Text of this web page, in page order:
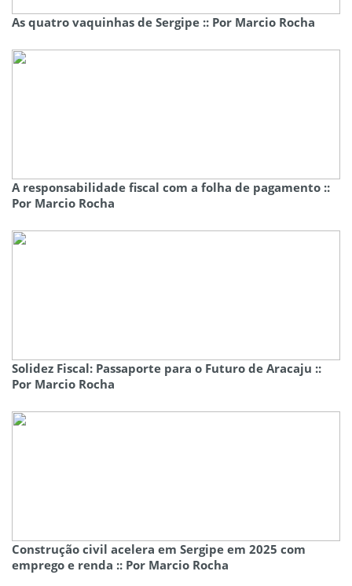
As quatro vaquinhas de Sergipe :: Por Marcio Rocha
A responsabilidade fiscal com a folha de pagamento ::
Por Marcio Rocha
Solidez Fiscal: Passaporte para o Futuro de Aracaju ::
Por Marcio Rocha
Construção civil acelera em Sergipe em 2025 com
emprego e renda :: Por Marcio Rocha